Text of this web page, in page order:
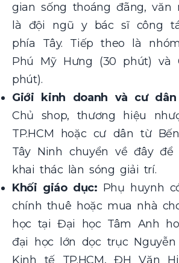
gian sống thoáng đãng, văn
là đội ngũ y bác sĩ công
phía Tây. Tiếp theo là
Phú Mỹ Hưng (30 phút) và
phút).
Giới kinh doanh và cư dân
Chủ shop, thương hiệu
TP.HCM hoặc cư dân từ
Tây Ninh chuyển về đây
khai thác làn sóng giải trí.
Khối giáo dục: Phụ huynh
chính thuê hoặc mua nhà
học tại Đại học Tâm Anh
đại học lớn dọc trục
Kinh tế TP.HCM, ĐH Văn